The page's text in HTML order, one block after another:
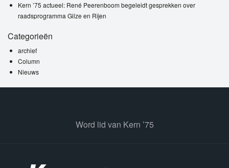
Kern ’75 actueel: René Peerenboom begeleidt gesprekken over
raadsprogramma Gilze en Rijen
Categorieën
archief
Column
Nieuws
Word lid van Kern ’75